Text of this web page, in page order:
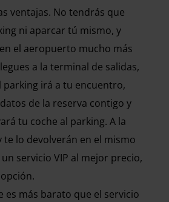
ventajas. No tendrás que
ni aparcar tú mismo, y
el aeropuerto mucho más
a la terminal de salidas,
parking irá a tu encuentro,
de la reserva contigo y
tu coche al parking. A la
te lo devolverán en el mismo
servicio VIP al mejor precio,
es más barato que el servicio